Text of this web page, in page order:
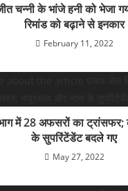
चन्नी के भांजे हनी को भेजा
रिमांड को बढ़ाने से इनकार
February 11, 2022
में 28 अफसरों का
के सुपरिंटेंडेंट बदले गए
May 27, 2022